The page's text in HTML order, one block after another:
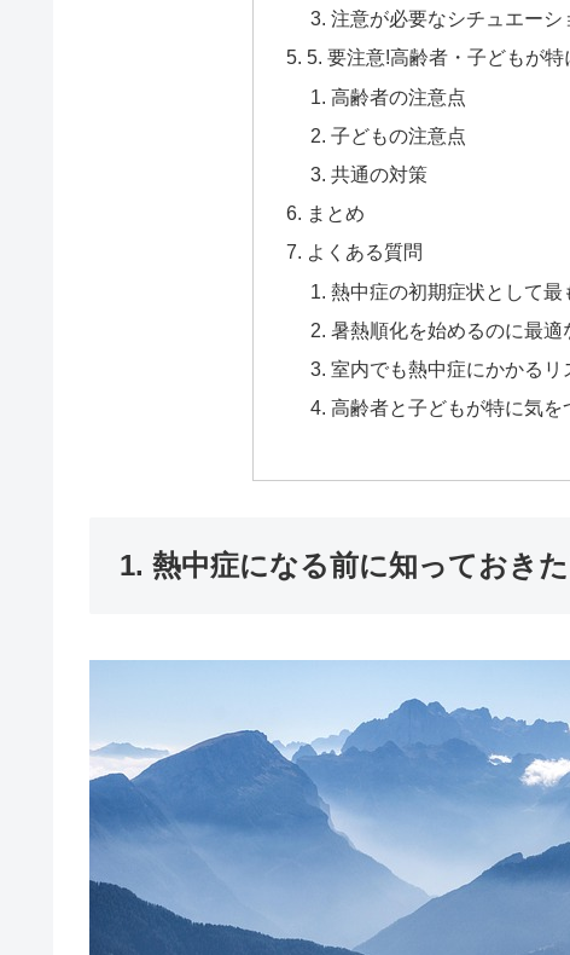
注意が必要なシチュエーシ
5. 要注意!高齢者・子どもが
高齢者の注意点
子どもの注意点
共通の対策
まとめ
よくある質問
熱中症の初期症状として最
暑熱順化を始めるのに最適
室内でも熱中症にかかるリ
高齢者と子どもが特に気を
1. 熱中症になる前に知っておき